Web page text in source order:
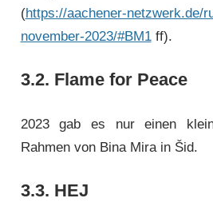
(https://aachener-netzwerk.de/
november-2023/#BM1ff).
3.2. Flame for Peace
2023 gab es nur einen
Rahmen von Bina Mira in Šid.
3.3. HEJ